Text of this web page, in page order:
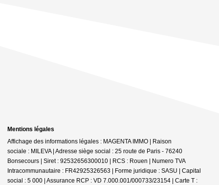
Mentions légales
Affichage des informations légales : MAGENTA IMMO | Raison
sociale : MILEVA | Adresse siège social : 25 route de Paris - 76240
Bonsecours | Siret : 92532656300010 | RCS : Rouen | Numero TVA
Intracommunautaire : FR42925326563 | Forme juridique : SASU | Capital
social : 5 000 | Assurance RCP : VD 7.000.001/000733/23154 | Carte T :